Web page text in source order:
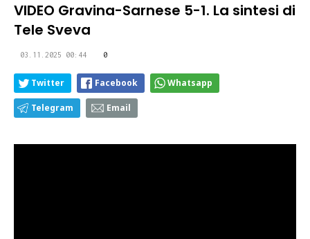
VIDEO Gravina-Sarnese 5-1. La sintesi di
Tele Sveva
03.11.2025 00:44 0
Twitter Facebook Whatsapp
Telegram Email